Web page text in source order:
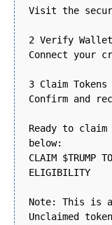
Visit the
2 Verify Wallet
Connect your
3 Claim Tokens
Confirm and
Ready to claim
below:
CLAIM $TRUMP
ELIGIBILITY
Note: This is
Unclaimed